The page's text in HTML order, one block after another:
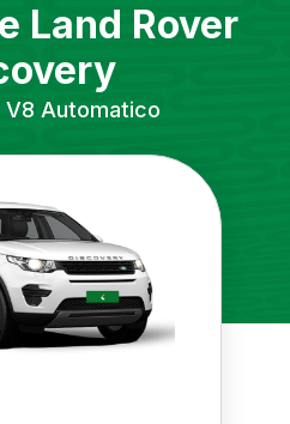
Land Rover
V8 Automatico